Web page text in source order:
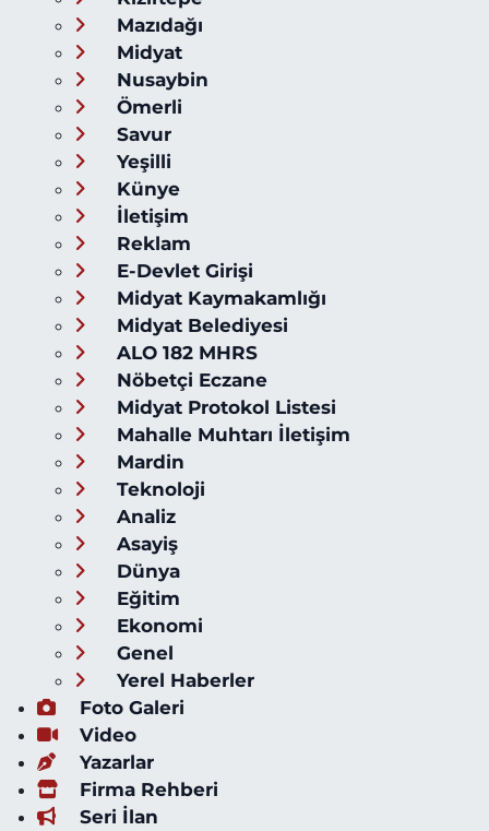
Mazıdağı
Midyat
Nusaybin
Ömerli
Savur
Yeşilli
Künye
İletişim
Reklam
E-Devlet Girişi
Midyat Kaymakamlığı
Midyat Belediyesi
ALO 182 MHRS
Nöbetçi Eczane
Midyat Protokol Listesi
Mahalle Muhtarı İletişim
Mardin
Teknoloji
Analiz
Asayiş
Dünya
Eğitim
Ekonomi
Genel
Yerel Haberler
Foto Galeri
Video
Yazarlar
Firma Rehberi
Seri İlan